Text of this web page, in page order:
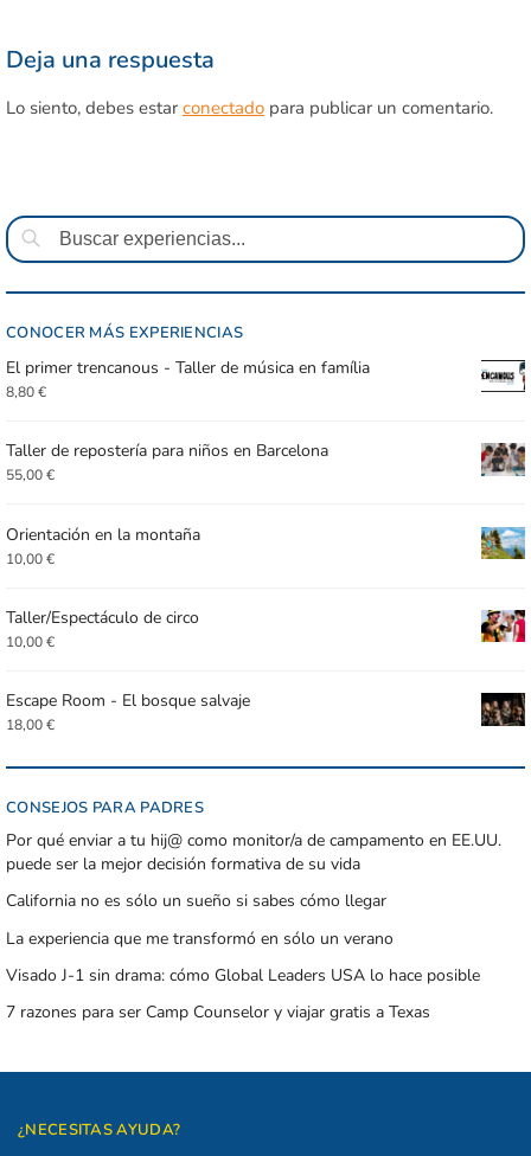
Deja una respuesta
Lo siento, debes estar conectado para publicar un comentario.
Buscar
CONOCER MÁS EXPERIENCIAS
El primer trencanous - Taller de música en família
8,80€
Taller de repostería para niños en Barcelona
55,00€
Orientación en la montaña
10,00€
Taller/Espectáculo de circo
10,00€
Escape Room - El bosque salvaje
18,00€
CONSEJOS PARA PADRES
Por qué enviar a tu hij@ como monitor/a de campamento en EE.UU.
puede ser la mejor decisión formativa de su vida
California no es sólo un sueño si sabes cómo llegar
La experiencia que me transformó en sólo un verano
Visado J-1 sin drama: cómo Global Leaders USA lo hace posible
7 razones para ser Camp Counselor y viajar gratis a Texas
¿NECESITAS AYUDA?